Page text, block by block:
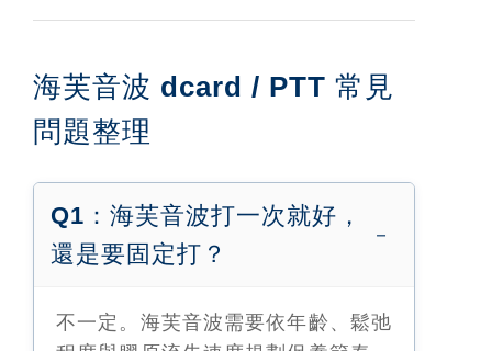
海芙音波 dcard / PTT 常見
問題整理
Q1：海芙音波打一次就好，
還是要固定打？
不一定。海芙音波需要依年齡、鬆弛